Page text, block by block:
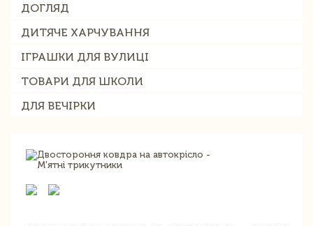
ДОГЛЯД
ДИТЯЧЕ ХАРЧУВАННЯ
ІГРАШКИ ДЛЯ ВУЛИЦІ
ТОВАРИ ДЛЯ ШКОЛИ
ДЛЯ ВЕЧІРКИ